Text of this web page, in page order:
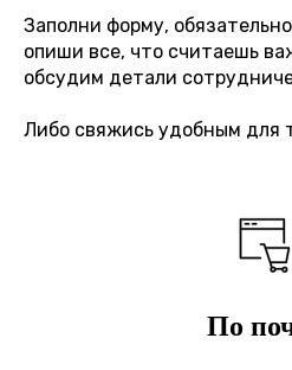
Заполни форму,
опиши все, что считаешь
обсудим детали
Либо свяжись удобным для
По